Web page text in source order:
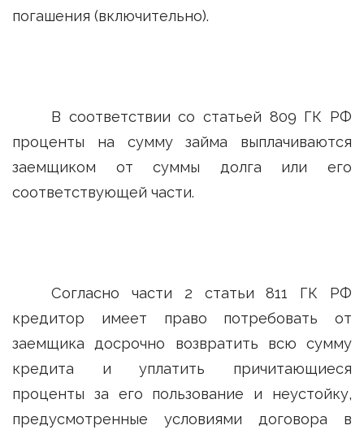
погашения (включительно).
В соответствии со статьей 809 ГК РФ
проценты на сумму займа выплачиваются
заемщиком от суммы долга или его
соответствующей части.
Согласно части 2 статьи 811 ГК РФ
кредитор имеет право потребовать от
заемщика досрочно возвратить всю сумму
кредита и уплатить причитающиеся
проценты за его пользование и неустойку,
предусмотренные условиями договора в